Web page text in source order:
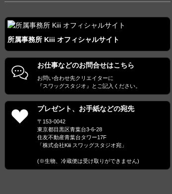
所属事務所 Kiii オフィシャルサイト
お仕事などのお問合せはこちら
お問い合わせ先クリエイターに
『スワッグスタジオ』とご記入ください。
プレゼント、お手紙などの宛先
〒153-0042
東京都目黒区青葉台3-6-28
住友不動産青葉台タワー17F
「株式会社Kiii スワッグスタジオ宛」
(※生物、冷蔵便は受け取りができません)